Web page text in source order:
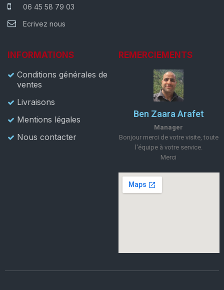
06 45 58 79 03
Ecrivez nous
INFORMATIONS
Conditions générales de
ventes
Livraisons
Mentions légales
Nous contacter
REMERCIEMENTS
Ben Zaara Arafet
Manager
Bonjour merci de votre visite, toute
l'équipe à votre service.
Merci